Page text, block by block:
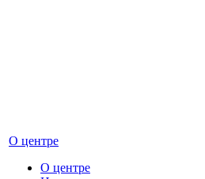
О центре
О центре